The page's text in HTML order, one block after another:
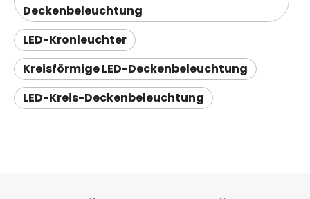
Deckenbeleuchtung
LED-Kronleuchter
Kreisförmige LED-Deckenbeleuchtung
LED-Kreis-Deckenbeleuchtung